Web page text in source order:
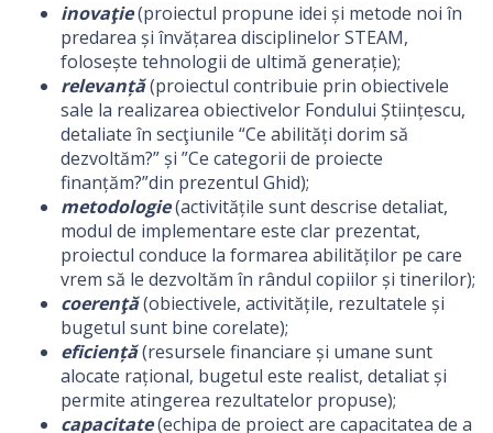
inovaţie(proiectul propune idei și metode noi în
predarea și învățarea disciplinelor STEAM,
folosește tehnologii de ultimă generație);
relevanță(proiectul contribuie prin obiectivele
sale la realizarea obiectivelor Fondului Științescu,
detaliate în secţiunile “Ce abilități dorim să
dezvoltăm?” și ”Ce categorii de proiecte
finanțăm?”din prezentul Ghid);
metodologie(activitățile sunt descrise detaliat,
modul de implementare este clar prezentat,
proiectul conduce la formarea abilităților pe care
vrem să le dezvoltăm în rândul copiilor și tinerilor);
coerenţă(obiectivele, activitățile, rezultatele și
bugetul sunt bine corelate);
eficiență(resursele financiare și umane sunt
alocate rațional, bugetul este realist, detaliat și
permite atingerea rezultatelor propuse);
capacitate(echipa de proiect are capacitatea de a